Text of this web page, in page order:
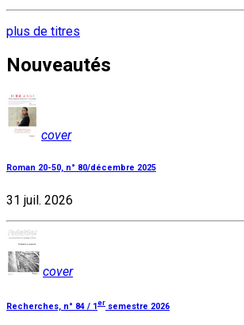
plus de titres
Nouveautés
cover
Roman 20-50, n° 80/décembre 2025
31 juil. 2026
cover
Recherches, n° 84 / 1er semestre 2026